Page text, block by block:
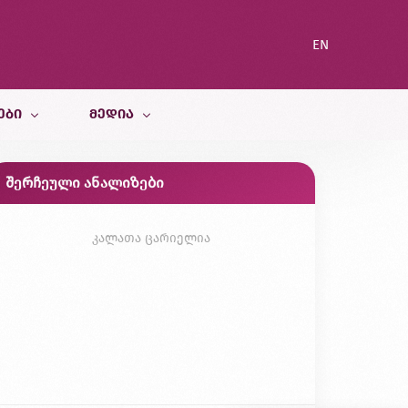
EN
სამსახური
ᲛᲔᲓᲘᲐ
სიახლეები
შერჩეული ანალიზები
კალათა ცარიელია